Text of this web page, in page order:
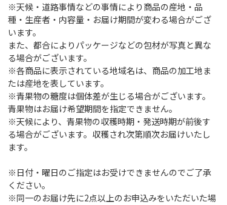
※天候・道路事情などの事情により商品の産地・品
種・生産者・内容量・お届け期間が変わる場合がござ
います。
また、都合によりパッケージなどの包材が写真と異な
る場合がございます。
※各商品に表示されている地域名は、商品の加工地ま
たは産地を表しています。
※青果物の糖度は個体差が生じる場合がございます。
青果物はお届け希望期間を指定できません。
※天候により、青果物の収穫時期・発送時期が前後す
る場合がございます。収穫され次第順次お届けいたし
ます。
※日付・曜日のご指定はお受けできませんのでご了承
ください。
※同一のお届け先に2点以上のお申込みをいただいた場